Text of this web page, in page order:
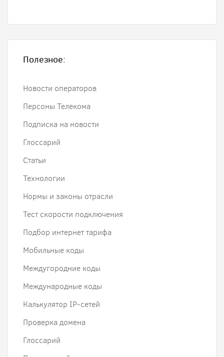
Полезное:
Новости операторов
Персоны Телекома
Подписка на новости
Глоссарий
Статьи
Технологии
Нормы и законы отрасли
Тест скорости подключения
Подбор интернет тарифа
Мобильные коды
Междугородние коды
Международные коды
Калькулятор IP-сетей
Проверка домена
Глоссарий